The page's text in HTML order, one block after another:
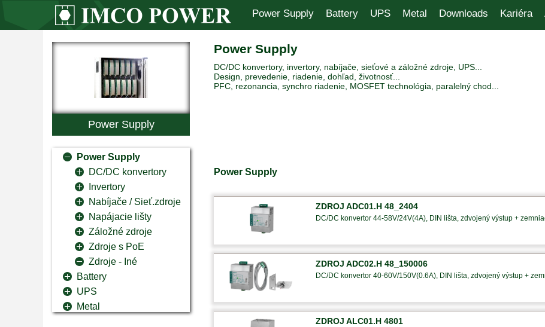
Power Supply Battery UPS Metal Downloads Kariéra
Power Supply
Power Supply
DC/DC konvertory
Invertory
Nabíjače / Sieť.zdroje
Napájacie lišty
Záložné zdroje
Zdroje s PoE
Zdroje - Iné
Battery
UPS
Metal
Power Supply
DC/DC konvertory, invertory, nabíjače, sieťové a záložné zdroje, UPS...
Design, prevedenie, riadenie, dohľad, životnosť...
PFC, rezonancia, synchro riadenie, MOSFET technológia, paralelný chod...
Power Supply
ZDROJ ADC01.H 48_2404
DC/DC konvertor 44-58V/24V(4A), DIN lišta, zdvojený výstup +
ZDROJ ADC02.H 48_150006
DC/DC konvertor 40-60V/150V(0.6A), DIN lišta, zdvojený výstup +
ZDROJ ALC01.H 4801